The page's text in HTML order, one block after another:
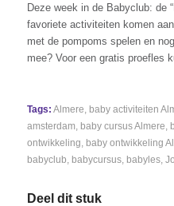
Deze week in de Babyclub: de
favoriete activiteiten komen
met de pompoms spelen en
mee? Voor een gratis proefles
Tags: Almere baby activiteiten
amsterdam
baby cursus Almere
ontwikkeling
baby ontwikkeling
babyclub
babycursus, babyles,
Deel dit stuk